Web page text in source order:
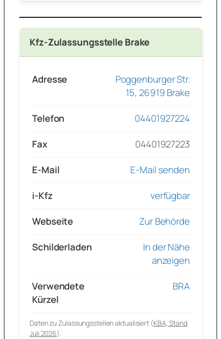
Kfz-Zulassungsstelle Brake
Adresse
Poggenburger Str.
15, 26919 Brake
Telefon
04401927224
Fax
04401927223
E-Mail
E-Mail senden
i-Kfz
verfügbar
Webseite
Zur Behörde
Schilderladen
In der Nähe
anzeigen
Verwendete
Kürzel
BRA
Daten zu Zulassungsstellen aktualisiert (KBA, Stand
Juli 2026).